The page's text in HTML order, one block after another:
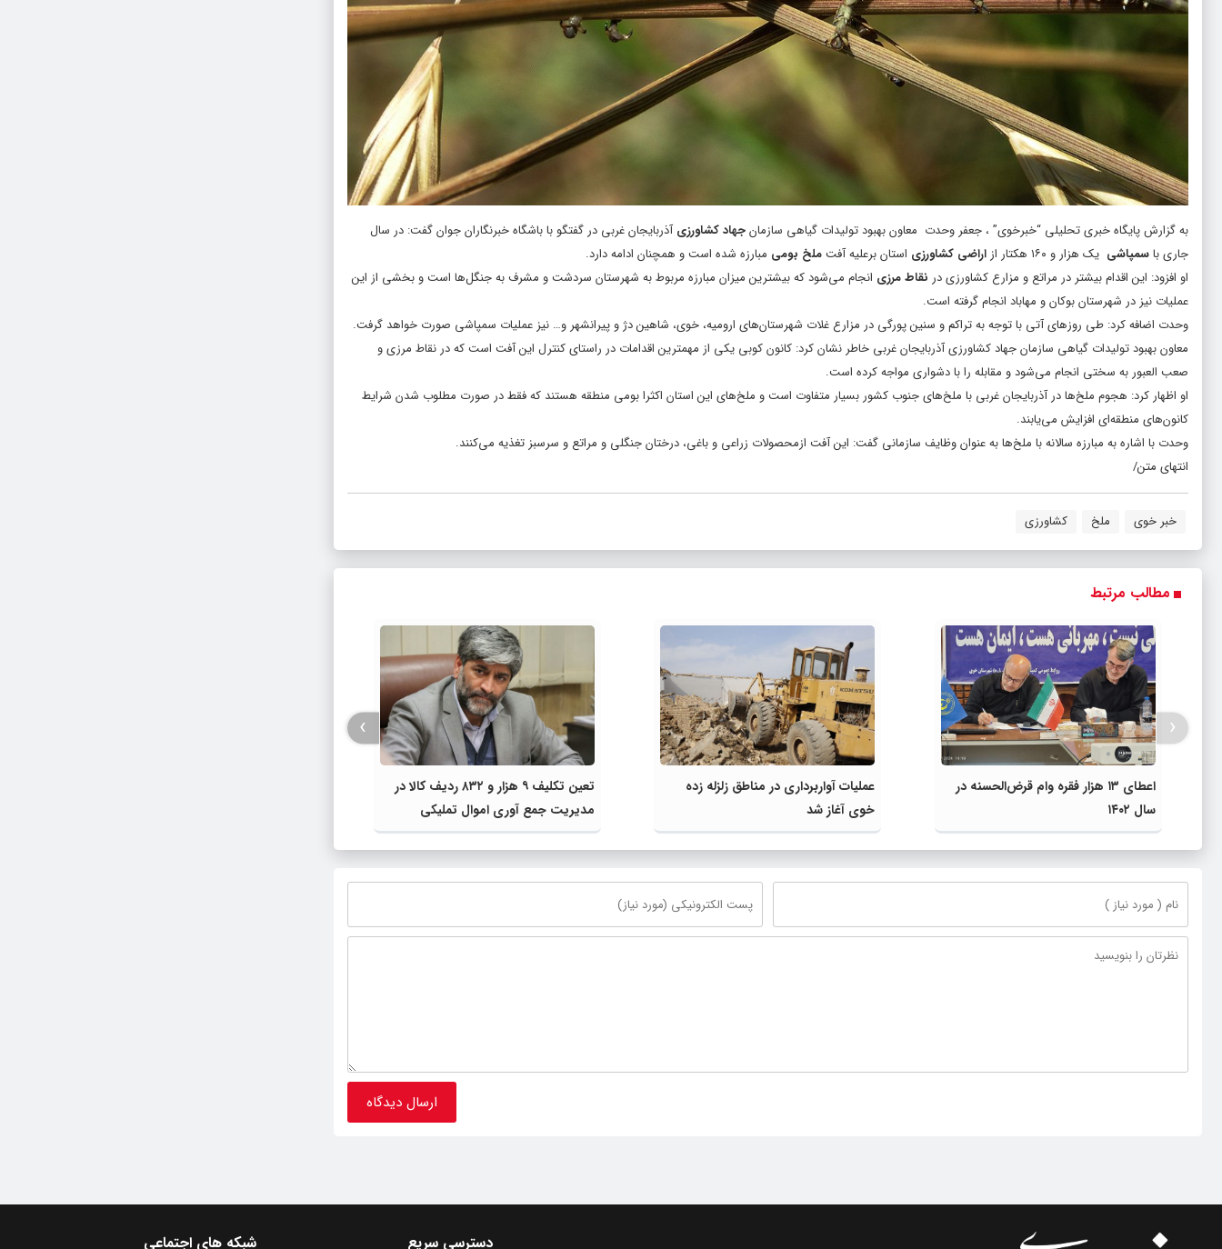
به گزارش پایگاه خبری تحلیلی “خبرخوی” ، جعفر وحدت معاون بهبود تولیدات گیاهی سازمانجهاد کشاورزیآذربایجان غربی در گفتگو با باشگاه خبرنگاران جوان گفت: در سال
جاری باسمپاشی یک هزار و ۱۶۰ هکتار از اراضی کشاورزی استان برعلیه آفتملخ بومی مبارزه شده است و همچنان ادامه دارد.
او افزود: این اقدام بیشتر در مراتع و مزارع کشاورزی در نقاط مرزی انجام می‌شود که بیشترین میزان مبارزه مربوط به شهرستان سردشت و مشرف به جنگل‌ها است و بخشی از این
عملیات نیز در شهرستان بوکان و مهاباد انجام گرفته است.
وحدت اضافه کرد: طی روز‌های آتی با توجه به تراکم و سنین پورگی در مزارع غلات شهرستان‌های ارومیه، خوی، شاهین دژ و پیرانشهر و… نیز عملیات سمپاشی صورت خواهد گرفت.
معاون بهبود تولیدات گیاهی سازمان جهاد کشاورزی آذربایجان غربی خاطر نشان کرد:‌ کانون کوبی یکی از مهمترین اقدامات در راستای کنترل این آفت است که در نقاط مرزی و
صعب العبور به سختی انجام می‌شود و مقابله را با دشواری‌ مواجه کرده است.
او اظهار کرد: هجوم ملخ‌ها در آذربایجان غربی با ملخ‌های جنوب کشور بسیار متفاوت است و ملخ‌های این استان اکثرا بومی منطقه هستند که فقط در صورت مطلوب شدن شرایط
کانون‌های منطقه‌ای افزایش می‌یابند.
وحدت با اشاره به مبارزه سالانه با ملخ‌ها به عنوان وظایف سازمانی گفت: این آفت ازمحصولات زراعی و باغی، درختان جنگلی و مراتع و سرسبز تغذیه می‌کنند.
انتهای متن/
خبر خوی ملخ کشاورزی
مطالب مرتبط
اعطای ۱۳ هزار فقره وام قرض‌الحسنه در
سال ۱۴۰۲
عملیات آواربرداری در مناطق زلزله زده
خوی آغاز شد
تعین تکلیف ۹ هزار و ۸۳۲ ردیف کالا در
مدیریت جمع آوری اموال تملیکی
‹
›
شبکه های اجتماعی دسترسی سریع